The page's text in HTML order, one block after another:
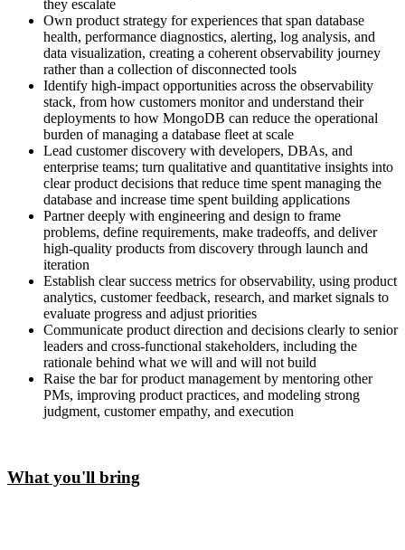
they escalate
Own product strategy for experiences that span database
health, performance diagnostics, alerting, log analysis, and
data visualization, creating a coherent observability journey
rather than a collection of disconnected tools
Identify high-impact opportunities across the observability
stack, from how customers monitor and understand their
deployments to how MongoDB can reduce the operational
burden of managing a database fleet at scale
Lead customer discovery with developers, DBAs, and
enterprise teams; turn qualitative and quantitative insights into
clear product decisions that reduce time spent managing the
database and increase time spent building applications
Partner deeply with engineering and design to frame
problems, define requirements, make tradeoffs, and deliver
high-quality products from discovery through launch and
iteration
Establish clear success metrics for observability, using product
analytics, customer feedback, research, and market signals to
evaluate progress and adjust priorities
Communicate product direction and decisions clearly to senior
leaders and cross-functional stakeholders, including the
rationale behind what we will and will not build
Raise the bar for product management by mentoring other
PMs, improving product practices, and modeling strong
judgment, customer empathy, and execution
What you'll bring